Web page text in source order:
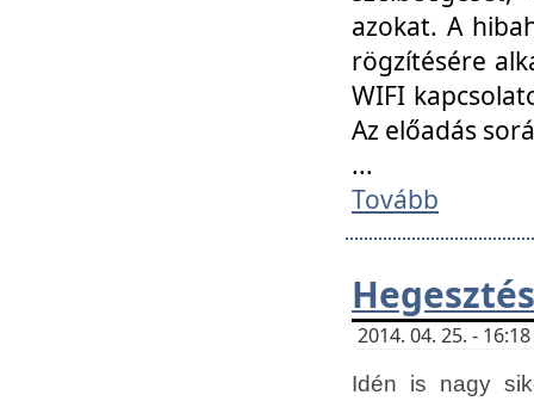
azokat. A
rögzítésére
WIFI
Az előadás
...
Tovább
2014. 04. 25. -
Idén is nagy